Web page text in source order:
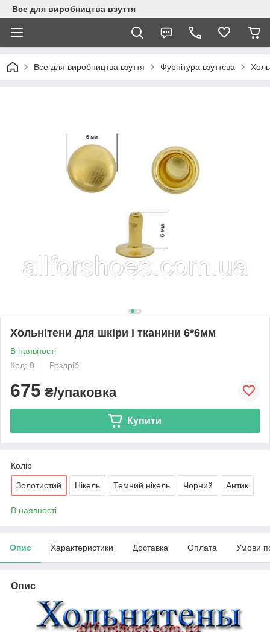
Все для виробництва взуття
Все для виробництва взуття Фурнітура взуттєва
Хольнітени для шкіри і тканини 6*6мм
В наявності
Код: 0
Роздріб
675 ₴/упаковка
Купити
Колір
Золотистий Нікель Темний нікель Чорний Антик
В наявності
Опис Характеристики Доставка Оплата Умови
Опис